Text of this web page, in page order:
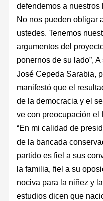
defendemos a
No nos pueden obligar
ustedes. Tenemos
argumentos del
ponernos de su lado”,
José Cepeda Sarabia,
manifestó que el
de la democracia y el
ve con preocupación el
“En mi calidad de
de la bancada
partido es fiel a sus
la familia, fiel a su
nociva para la niñez y
estudios dicen que